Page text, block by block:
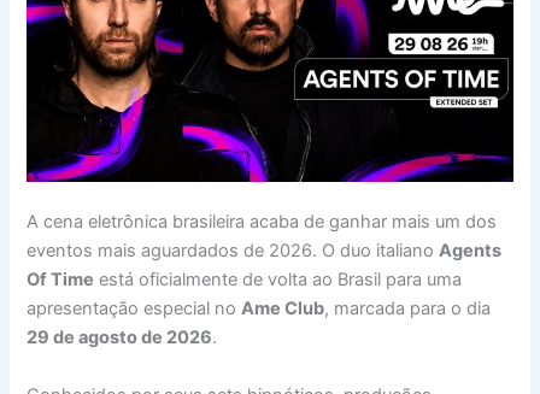
A cena eletrônica brasileira acaba de ganhar mais um dos
eventos mais aguardados de 2026. O duo italianoAgents
Of Time está oficialmente de volta ao Brasil para uma
apresentação especial noAme Club, marcada para o dia
29 de agosto de 2026.